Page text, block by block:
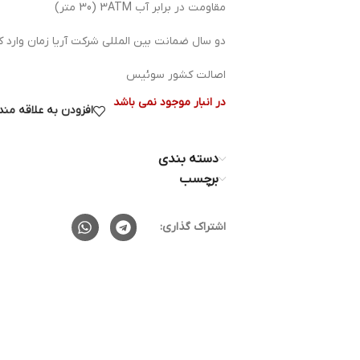
مقاومت در برابر آب 3ATM (30 متر)
دو سال ضمانت بین المللی شرکت آریا زمان وارد
اصالت کشور سوئیس
در انبار موجود نمی باشد
افزودن به علاقه
دسته بندی
برچسب
اشتراک گذاری: